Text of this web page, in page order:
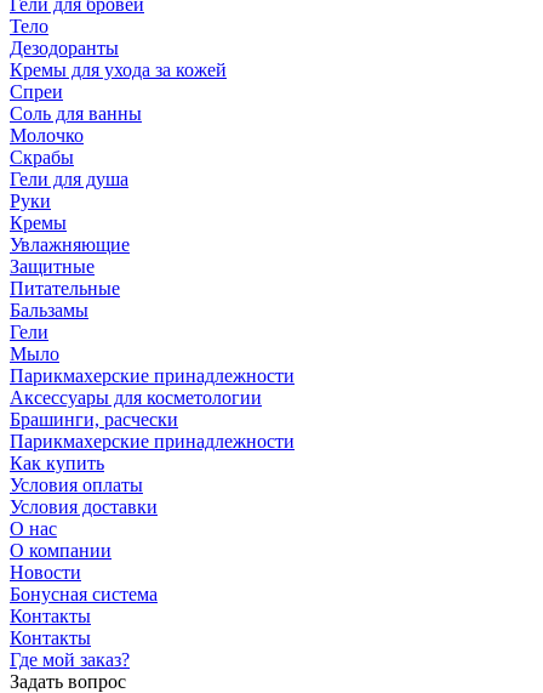
Гели для бровей
Тело
Дезодоранты
Кремы для ухода за кожей
Спреи
Соль для ванны
Молочко
Скрабы
Гели для душа
Руки
Кремы
Увлажняющие
Защитные
Питательные
Бальзамы
Гели
Мыло
Парикмахерские принадлежности
Аксессуары для косметологии
Брашинги, расчески
Парикмахерские принадлежности
Как купить
Условия оплаты
Условия доставки
О нас
О компании
Новости
Бонусная система
Контакты
Контакты
Где мой заказ?
Задать вопрос